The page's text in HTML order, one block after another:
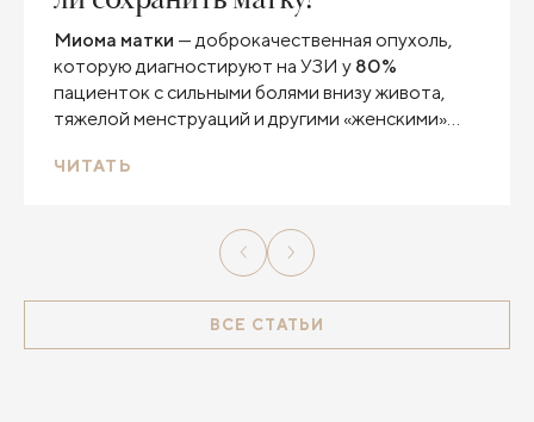
Миома матки — доброкачественная опухоль,
которую диагностируют на УЗИ у 80%
пациенток с сильными болями внизу живота,
тяжелой менструаций и другими «женскими»
подвержены именно молодые женщины
миомы? И можно ли избежать удаления матки,
если опухоль уже достигла критического
размера, а в планах — рождение ребенка?
Ответы на эти вопросы вы найдете в нашей
статье.
ЧИТАТЬ
ВСЕ СТАТЬИ